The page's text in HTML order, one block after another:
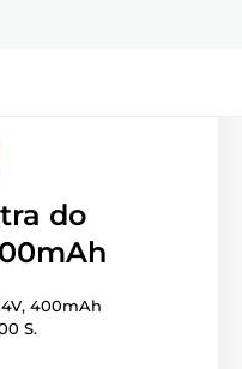
do
400mAh
S.